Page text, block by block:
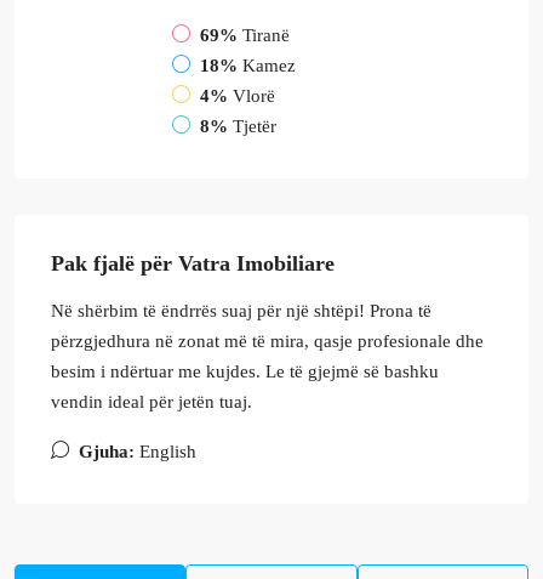
69% Tiranë
18% Kamez
4% Vlorë
8% Tjetër
Pak fjalë për Vatra Imobiliare
Në shërbim të ëndrrës suaj për një shtëpi! Prona të
përzgjedhura në zonat më të mira, qasje profesionale dhe
besim i ndërtuar me kujdes. Le të gjejmë së bashku
vendin ideal për jetën tuaj.
Gjuha: English